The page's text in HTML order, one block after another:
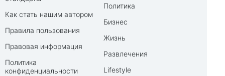
Как стать нашим автором
Правила пользования
Правовая информация
Политика
конфиденциальности
Политика
Бизнес
Жизнь
Развлечения
Lifestyle